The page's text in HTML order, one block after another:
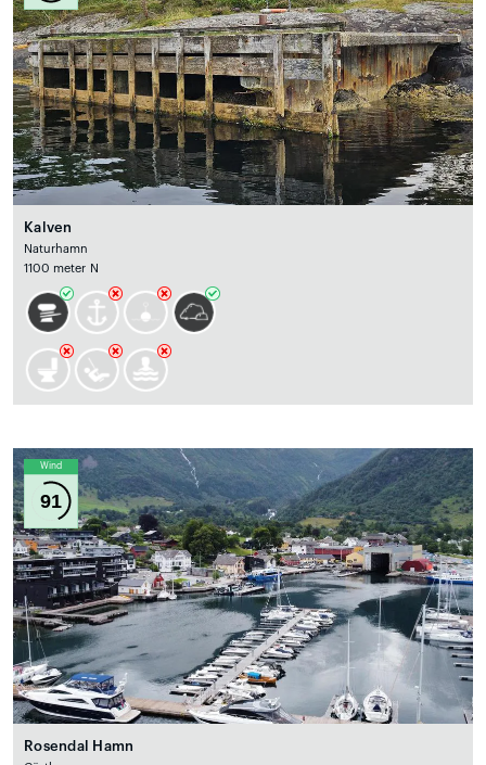
Kalven
Naturhamn
1100 meter N
Wind
91
Rosendal Hamn